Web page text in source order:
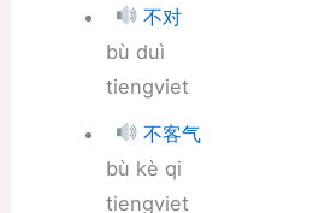
不对
bù duì
tiengviet
不客气
bù kè qi
tiengviet